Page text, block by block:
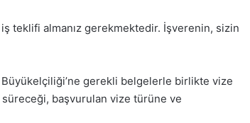
teklifi almanız gerekmektedir. İşverenin, sizin
gerekli belgelerle birlikte vize
süreceği, başvurulan vize türüne ve